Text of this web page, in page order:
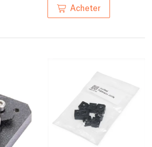
Acheter